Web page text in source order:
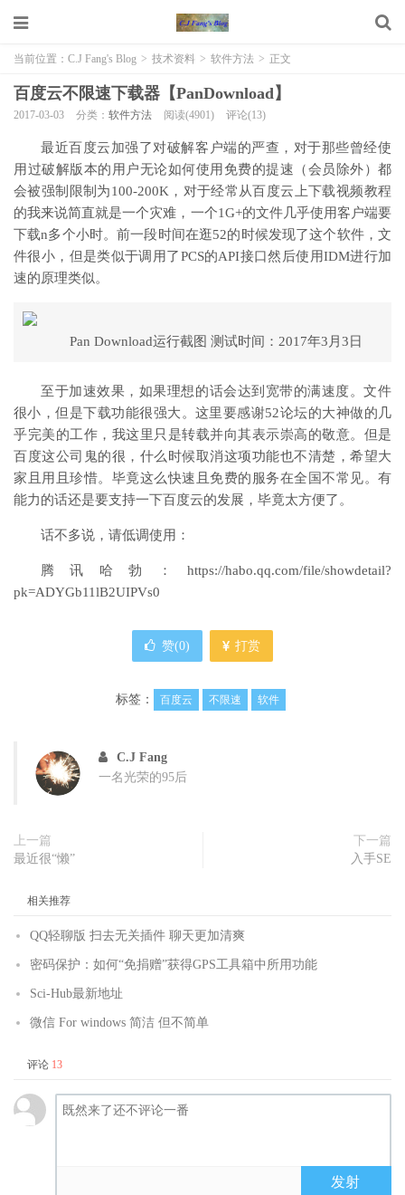
当前位置： C.J Fang's Blog > 技术资料 > 软件方法 > 正文
百度云不限速下载器【PanDownload】
2017-03-03 分类： 软件方法 阅读(4901) 评论(13)
最近百度云加强了对破解客户端的严查，对于那些曾经使
用过破解版本的用户无论如何使用免费的提速（会员除外）都
会被强制限制为100-200K，对于经常从百度云上下载视频教程
的我来说简直就是一个灾难，一个1G+的文件几乎使用客户端要
下载n多个小时。前一段时间在逛52的时候发现了这个软件，文
件很小，但是类似于调用了PCS的API接口然后使用IDM进行加
速的原理类似。
Pan Download运行截图 测试时间：2017年3月3日
至于加速效果，如果理想的话会达到宽带的满速度。文件
很小，但是下载功能很强大。这里要感谢52论坛的大神做的几
乎完美的工作，我这里只是转载并向其表示崇高的敬意。但是
百度这公司鬼的很，什么时候取消这项功能也不清楚，希望大
家且用且珍惜。毕竟这么快速且免费的服务在全国不常见。有
能力的话还是要支持一下百度云的发展，毕竟太方便了。
话不多说，请低调使用：
腾讯哈勃：https://habo.qq.com/file/showdetail?
pk=ADYGb11lB2UIPVs0
赞(0) 打赏
标签： 百度云 不限速 软件
C.J Fang
一名光荣的95后
上一篇
最近很“懒”
下一篇
入手SE
相关推荐
QQ轻聊版 扫去无关插件 聊天更加清爽
密码保护：如何“免捐赠”获得GPS工具箱中所用功能
Sci-Hub最新地址
微信 For windows 简洁 但不简单
评论 13
发射